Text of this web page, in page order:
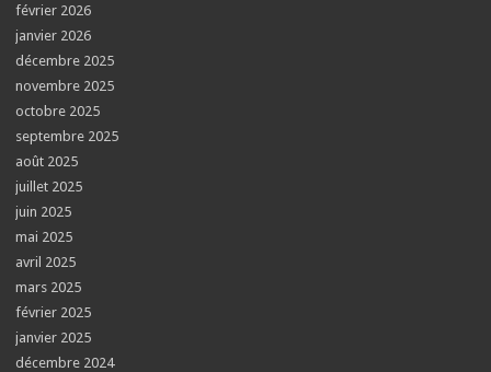
février 2026
janvier 2026
décembre 2025
novembre 2025
octobre 2025
septembre 2025
août 2025
juillet 2025
juin 2025
mai 2025
avril 2025
mars 2025
février 2025
janvier 2025
décembre 2024